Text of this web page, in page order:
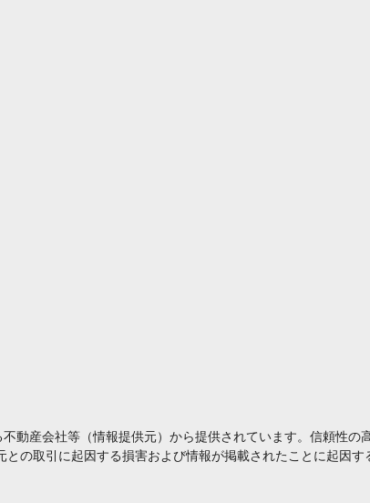
動産会社等（情報提供元）から提供されています。信頼性の
の取引に起因する損害および情報が掲載されたことに起因